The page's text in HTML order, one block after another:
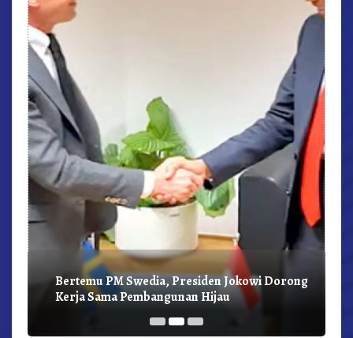
Bertemu PM Swedia, Presiden Jokowi Dorong
Kerja Sama Pembangunan Hijau